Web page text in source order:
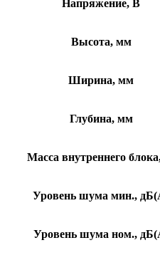
Напряжение, В
Высота, мм
Ширина, мм
Глубина, мм
Масса внутреннего
Уровень шума мин.,
Уровень шума ном.,